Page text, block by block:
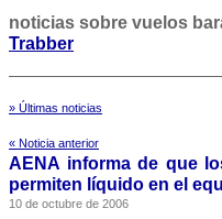
noticias sobre vuelos
Trabber
» Últimas noticias
« Noticia anterior
AENA informa de que
permiten lí­quido en el
10 de octubre de 2006